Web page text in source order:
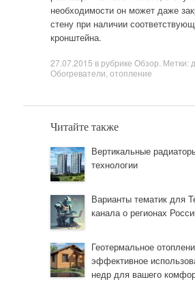
необходимости он может даже
стену при наличии
кронштейна.
27.07.2015 в рубрике Обзор . Метки:
Обогреватели отопление
Читайте также
Вертикальные
технологии
Варианты тематик для
канала о регионах
Геотермальное
эффективное
недр для вашего